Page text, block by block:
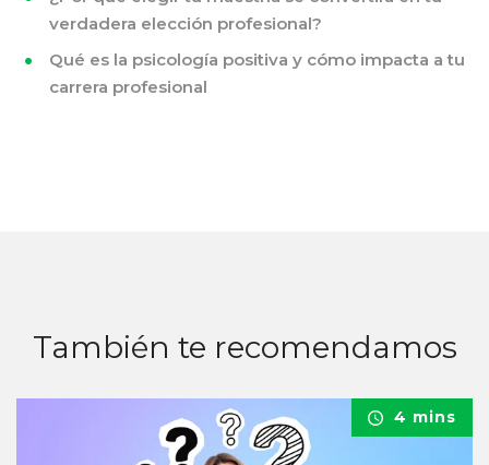
verdadera elección profesional?
Qué es la psicología positiva y cómo impacta a tu
carrera profesional
También te recomendamos
4 mins